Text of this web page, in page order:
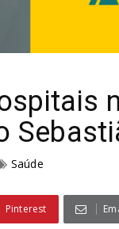
Saúde
Pinterest